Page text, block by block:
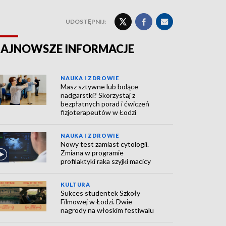
UDOSTĘPNIJ:
INFORMACJE
NAUKA I ZDROWIE
Masz sztywne lub bolące
nadgarstki? Skorzystaj z
bezpłatnych porad i ćwiczeń
fizjoterapeutów w Łodzi
NAUKA I ZDROWIE
Nowy test zamiast cytologii.
Zmiana w programie
profilaktyki raka szyjki macicy
KULTURA
Sukces studentek Szkoły
Filmowej w Łodzi. Dwie
nagrody na włoskim festiwalu